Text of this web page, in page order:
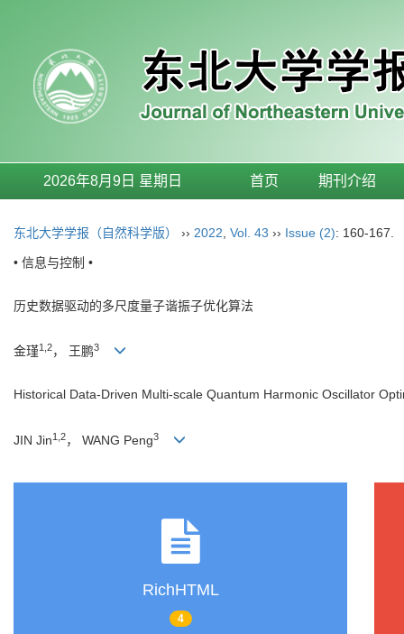
2026年8月9日 星期日 首页 期刊介绍
东北大学学报（自然科学版） ›› 2022 Vol. 43 ›› Issue (2): 160-167.
• 信息与控制 •
历史数据驱动的多尺度量子谐振子优化算法
金瑾1,2， 王鹏3
Historical Data-Driven Multi-scale Quantum Harmonic Oscillator
JIN Jin1,2， WANG Peng3
RichHTML
4